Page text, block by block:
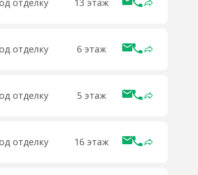
отделку 13 этаж
отделку 6 этаж
отделку 5 этаж
отделку 16 этаж